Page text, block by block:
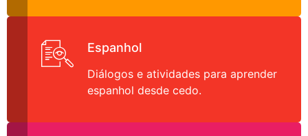
Espanhol
Diálogos e atividades para aprender
espanhol desde cedo.